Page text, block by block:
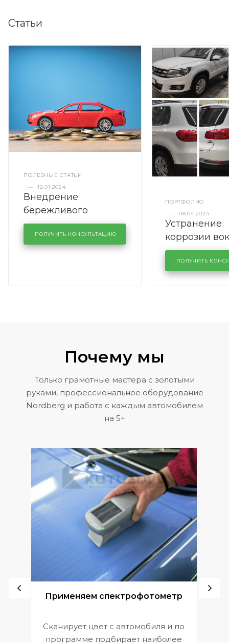
Статьи
ПОЛЕЗНЫЕ СТАТЬИ
—
12.01.2024
Внедрение
бережливого
производства в
кузовном сервисе
KUTUZOVV
ПОЛУЧИТЬ КОНСУЛЬТАЦИЮ
ПОРТФОЛИО
—
08.04.2024
Устранение
коррозии
лобового
районе
Volkswagen
ПОЛУЧИТЬ
Почему мы
Только грамотные мастера с золотыми
руками, профессиональное оборудование
Nordberg и работа с каждым автомобилем
на 5+
Применяем спектрофотометр
Сканирует цвет с автомобиля и по
программе подбирает наиболее